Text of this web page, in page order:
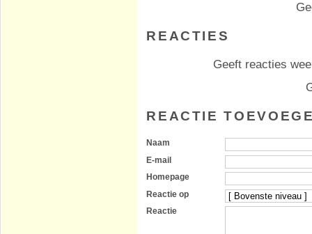
REACTIES
Geeft reacties
REACTIE
Naam
E-mail
Homepage
Reactie op
Reactie